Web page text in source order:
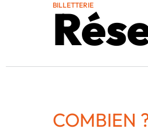
BILLETTERIE
COMBIEN